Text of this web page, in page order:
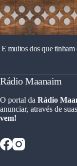
E muitos dos que
Rádio Maanaim
O portal da Rádio
anunciar, através de
vem!